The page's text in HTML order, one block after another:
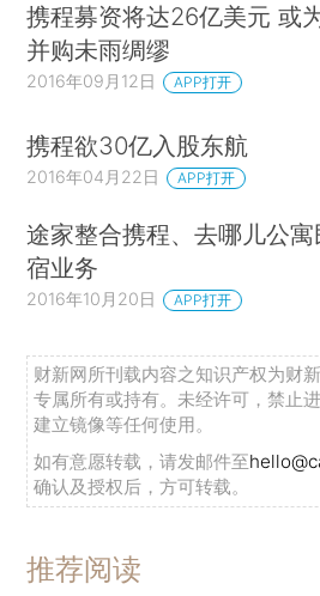
携程募资将达26亿美元 或
并购未雨绸缪
2016年09月12日 APP打开
携程欲30亿入股东航
2016年04月22日 APP打开
途家整合携程、去哪儿公寓
宿业务
2016年10月20日 APP打开
财新网所刊载内容之知识产权为财
专属所有或持有。未经许可，禁止
建立镜像等任何使用。
如有意愿转载，请发邮件至
确认及授权后，方可转载。
推荐阅读